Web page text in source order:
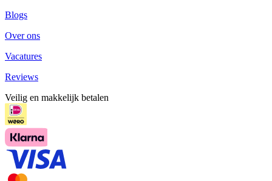
Blogs
Over ons
Vacatures
Reviews
Veilig en makkelijk betalen